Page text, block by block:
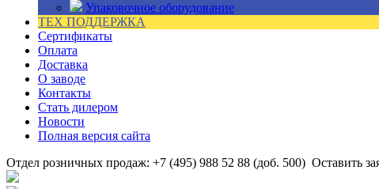
Упаковочное оборудование
ТЕХ ПОДДЕРЖКА
Сертификаты
Оплата
Доставка
О заводе
Контакты
Стать дилером
Новости
Полная версия сайта
Отдел розничных продаж: +7 (495) 988 52 88 (доб. 500) Оставить